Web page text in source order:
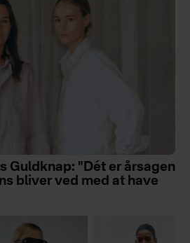
Guldknap: "Dét er årsagen
bliver ved med at have